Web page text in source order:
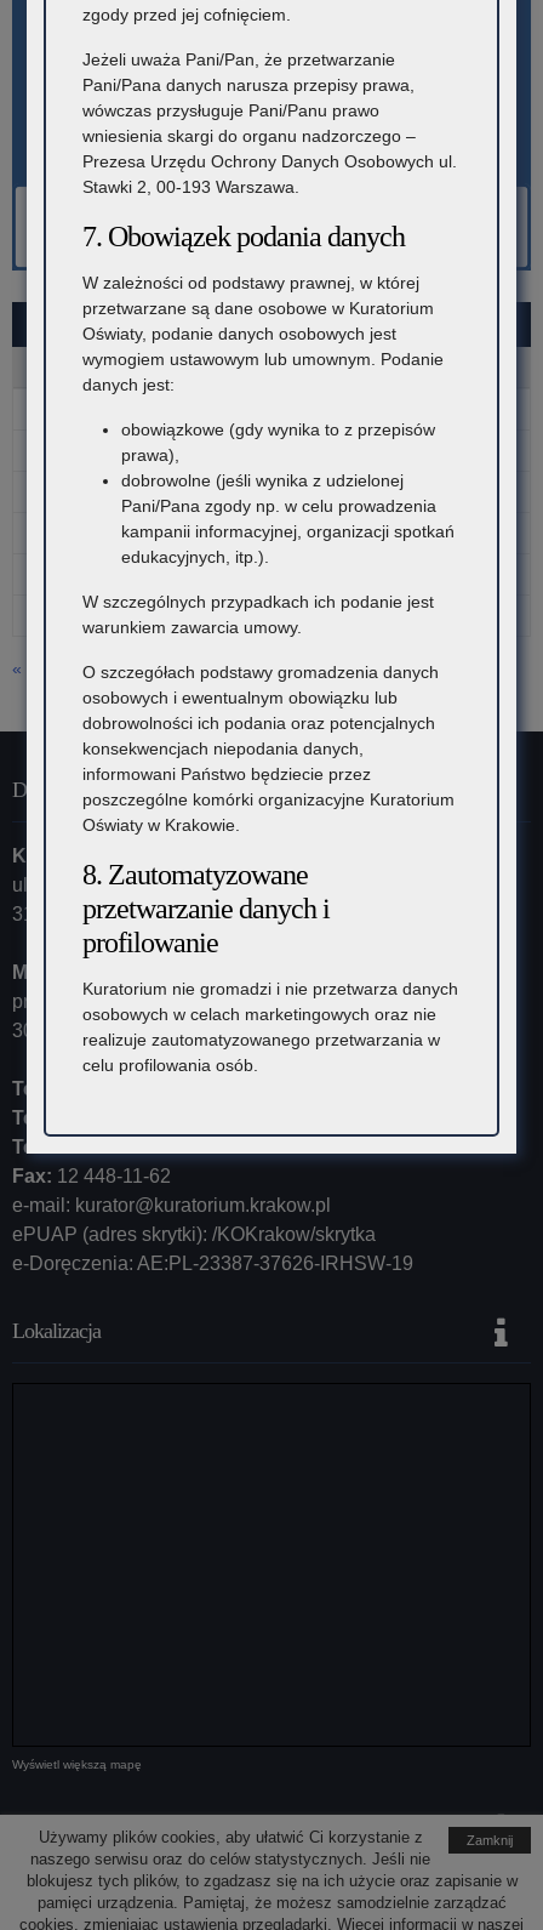
SIERPIEŃ 2026
W Ś C P S
4
11 12 13 14
18 19 20 21 22
26
« lip
Dane kontaktowe
Kuratorium Oświaty w Krakowie
ul. Szlak 73
31-153 Kraków
Małopolski Kurator Oświaty
przyjmuje ul. Kazimierza Morawskiego 5,
30-102 Kraków
Tel:
Tel:
Tel:
Fax: 12 448-11-62
e-mail: kurator@kuratorium.krakow.pl
ePUAP (adres skrytki): /KOKrakow/skrytka
e-Doręczenia: AE:PL-23387-37626-IRHSW-19
Lokalizacja
Wyświetl większą mapę
Media społecznościowe
zgody przed jej cofnięciem.
Jeżeli uważa Pani/Pan, że przetwarzanie
Pani/Pana danych narusza przepisy prawa,
wówczas przysługuje Pani/Panu prawo
wniesienia skargi do organu nadzorczego –
Prezesa Urzędu Ochrony Danych Osobowych ul.
Stawki 2, 00-193 Warszawa.
7. Obowiązek podania danych
W zależności od podstawy prawnej, w której
przetwarzane są dane osobowe w Kuratorium
Oświaty, podanie danych osobowych jest
wymogiem ustawowym lub umownym. Podanie
danych jest:
obowiązkowe (gdy wynika to z przepisów
prawa),
dobrowolne (jeśli wynika z udzielonej
Pani/Pana zgody np. w celu prowadzenia
kampanii informacyjnej, organizacji spotkań
edukacyjnych, itp.).
W szczególnych przypadkach ich podanie jest
warunkiem zawarcia umowy.
O szczegółach podstawy gromadzenia danych
osobowych i ewentualnym obowiązku lub
dobrowolności ich podania oraz potencjalnych
konsekwencjach niepodania danych,
informowani Państwo będziecie przez
poszczególne komórki organizacyjne Kuratorium
Oświaty w Krakowie.
8. Zautomatyzowane
przetwarzanie danych i
profilowanie
Kuratorium nie gromadzi i nie przetwarza danych
osobowych w celach marketingowych oraz nie
realizuje zautomatyzowanego przetwarzania w
celu profilowania osób.
Zamknij
Używamy plików cookies, aby ułatwić Ci korzystanie z
naszego serwisu oraz do celów statystycznych. Jeśli nie
blokujesz tych plików, to zgadzasz się na ich użycie oraz zapisanie w
pamięci urządzenia. Pamiętaj, że możesz samodzielnie zarządzać
cookies, zmieniając ustawienia przeglądarki. Więcej informacji w naszej